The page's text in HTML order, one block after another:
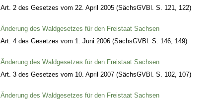
Art. 2 des Gesetzes vom 22. April 2005 (SächsGVBl. S. 121, 122)
Änderung des Waldgesetzes für den Freistaat Sachsen
Art. 4 des Gesetzes vom 1. Juni 2006 (SächsGVBl. S. 146, 149)
Änderung des Waldgesetzes für den Freistaat Sachsen
Art. 3 des Gesetzes vom 10. April 2007 (SächsGVBl. S. 102, 107)
Änderung des Waldgesetzes für den Freistaat Sachsen